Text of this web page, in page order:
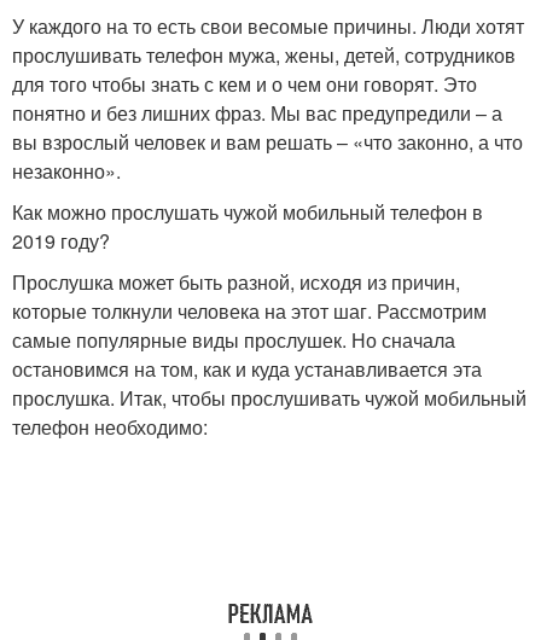
У каждого на то есть свои весомые причины. Люди хотят
прослушивать телефон мужа, жены, детей, сотрудников
для того чтобы знать с кем и о чем они говорят. Это
понятно и без лишних фраз. Мы вас предупредили – а
вы взрослый человек и вам решать – «что законно, а что
незаконно».
Как можно прослушать чужой мобильный телефон в
2019 году?
Прослушка может быть разной, исходя из причин,
которые толкнули человека на этот шаг. Рассмотрим
самые популярные виды прослушек. Но сначала
остановимся на том, как и куда устанавливается эта
прослушка. Итак, чтобы прослушивать чужой мобильный
телефон необходимо: